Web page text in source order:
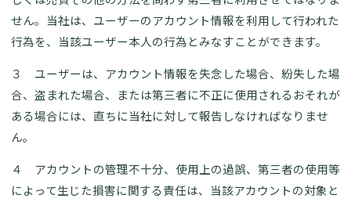
せん。当社は、ユーザーのアカウント情報を利用して行われた
行為を、当該ユーザー本人の行為とみなすことができます。
３ ユーザーは、アカウント情報を失念した場合、紛失した場
合、盗まれた場合、または第三者に不正に使用されるおそれが
ある場合には、直ちに当社に対して報告しなければなりませ
ん。
４ アカウントの管理不十分、使用上の過誤、第三者の使用等
によって生じた損害に関する責任は、当該アカウントの対象と